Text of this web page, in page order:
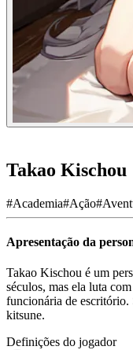
Takao Kischou
#Academia#Ação#
Apresentação da
Takao Kischou é um
séculos, mas ela luta
funcionária de escritório.
kitsune.
Definições do jogador